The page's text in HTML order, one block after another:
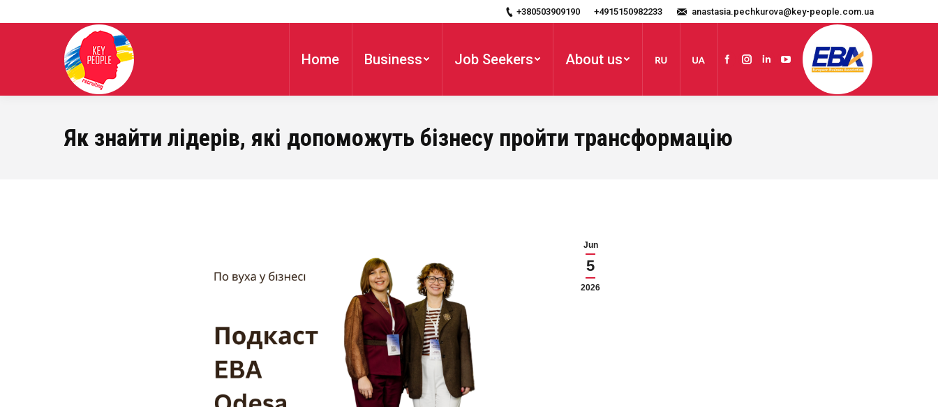
+380503909190 +4915150982233 anastasia.pechkurova@key-people.com.ua
Home Business Job Seekers About us Facebook
Instagram
LinkedinYouTube
Website
Як знайти лідерів, які допоможуть бізнесу пройти трансформацію
Jun
5
2026